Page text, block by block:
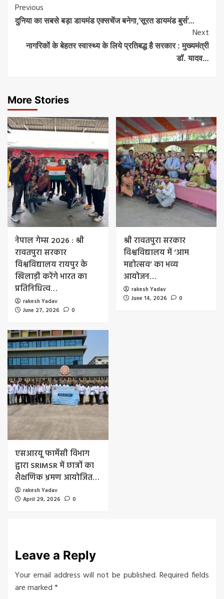
Post
Navigation
Previous
दुनिया का सबसे बड़ा डायमंड एक्सचेंज बनेगा,’सूरत डायमंड बुर्स’…
Next
नागरिकों के बेहतर स्वास्थ्य के लिये प्रतिबद्ध है सरकार : मुख्यमंत्री
डॉ. यादव…
More Stories
नेपाल गेम्स 2026 : श्री
रावतपुरा सरकार
विश्वविद्यालय रायपुर के
खिलाड़ी करेंगे भारत का
प्रतिनिधित्व…
rakesh Yadav
June 27, 2026
0
श्री रावतपुरा सरकार
विश्वविद्यालय में ‘आम
महोत्सव’ का भव्य
आयोजन…
rakesh Yadav
June 14, 2026
0
एसआरयू फार्मेसी विभाग
द्वारा SRIMSR में छात्रों का
शैक्षणिक भ्रमण आयोजित…
rakesh Yadav
April 29, 2026
0
Leave a Reply
Your email address will not be published. Required fields
are marked*